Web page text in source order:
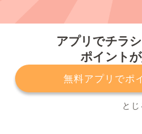
アプリでチラ
ポイント
無料アプリでポ
とじ
プライバシーポリシー
サービスに関してのお問い合わ